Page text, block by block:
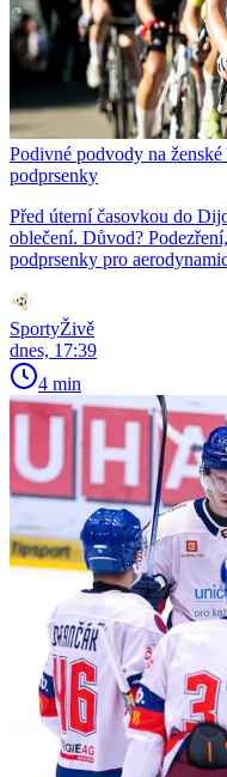
Podivné podvody na
podprsenky
Před úterní časovkou do
oblečení. Důvod?
podprsenky pro
SportyŽivě
dnes, 17:39
4 min